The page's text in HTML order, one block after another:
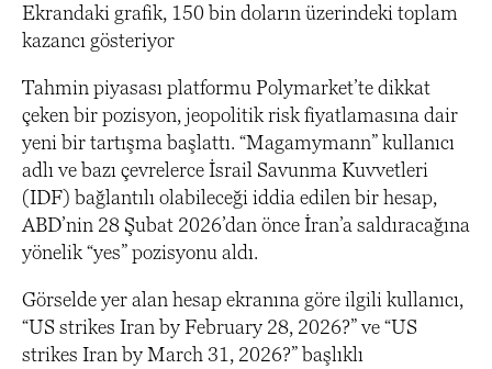
Ekrandaki grafik, 150 bin doların üzerindeki toplam
kazancı gösteriyor
Tahmin piyasası platformu Polymarket’te dikkat
çeken bir pozisyon, jeopolitik risk fiyatlamasına dair
yeni bir tartışma başlattı. “Magamymann” kullanıcı
adlı ve bazı çevrelerce İsrail Savunma Kuvvetleri
(IDF) bağlantılı olabileceği iddia edilen bir hesap,
ABD’nin 28 Şubat 2026’dan önce İran’a saldıracağına
yönelik “yes” pozisyonu aldı.
Görselde yer alan hesap ekranına göre ilgili kullanıcı,
“US strikes Iran by February 28, 2026?” ve “US
strikes Iran by March 31, 2026?” başlıklı